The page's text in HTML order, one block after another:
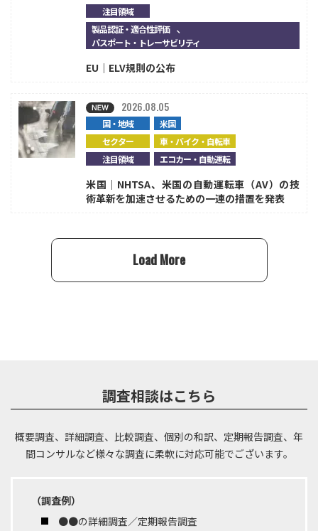
注目領域
製品認証・適合性評価 、
パスポート・トレーサビリティ
EU｜ELV規則の公布
国・地域
米国
セクター
車・バイク・自転車
注目領域
エコカー・自動運転
2026.08.05
米国｜NHTSA、米国の自動運転車（AV）の技
術革新を加速させるための一連の措置を発表
Load More
調査相談はこちら
概要調査、詳細調査、比較調査、個別の和訳、定期報告調査、年
間コンサルなど様々な調査に柔軟に対応可能でございます。
（調査例）
●●の詳細調査／定期報告調査